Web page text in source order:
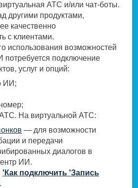
АТС и/или чат-боты.
другими продуктами,
качественно
с клиентами.
использования возможностей
потребуется подключение
услуг и опций:
ИИ;
На виртуальной АТС:
— для возможности
и передачи
диалогов в
ИИ.
'Как подключить 'Запись
.